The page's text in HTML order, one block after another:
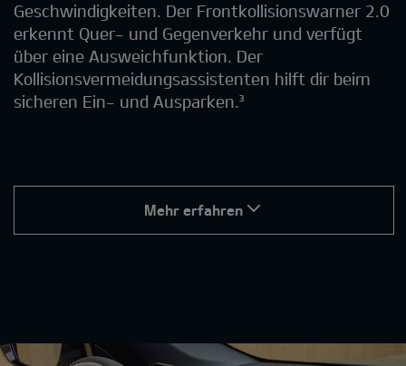
Geschwindigkeiten. Der Frontkollisionswarner 2.0
erkennt Quer- und Gegenverkehr und verfügt
über eine Ausweichfunktion. Der
Kollisionsvermeidungsassistenten hilft dir beim
sicheren Ein- und Ausparken.³
Mehr erfahren